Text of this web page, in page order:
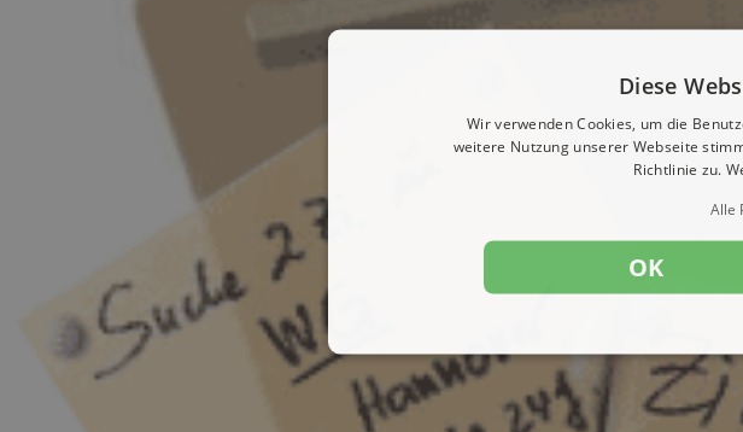
Diese
Wir verwenden Cookies, um die
weitere Nutzung unserer Webseite
Richtlinie zu.
Alle
OK